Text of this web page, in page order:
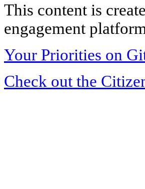
This content is
engagement
Your Priorities on
Check out the